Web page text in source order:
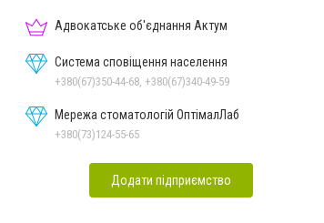
Адвокатське об'єднання Актум
Система сповіщення населення
+380(67)350-44-68, +380(67)340-49-59
Мережа стоматологій ОптімалЛаб
+380(73)124-55-65
Додати підприємство